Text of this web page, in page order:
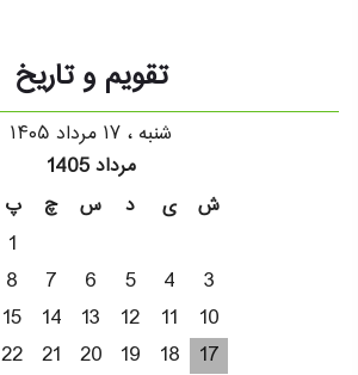
تقویم و تاریخ
شنبه ، ۱۷ مرداد ۱۴۰۵
مرداد 1405
پ چ س د ی
ش
1
8 7 6 5 4
3
15 14 13 12 11
10
22 21 20 19 18
17